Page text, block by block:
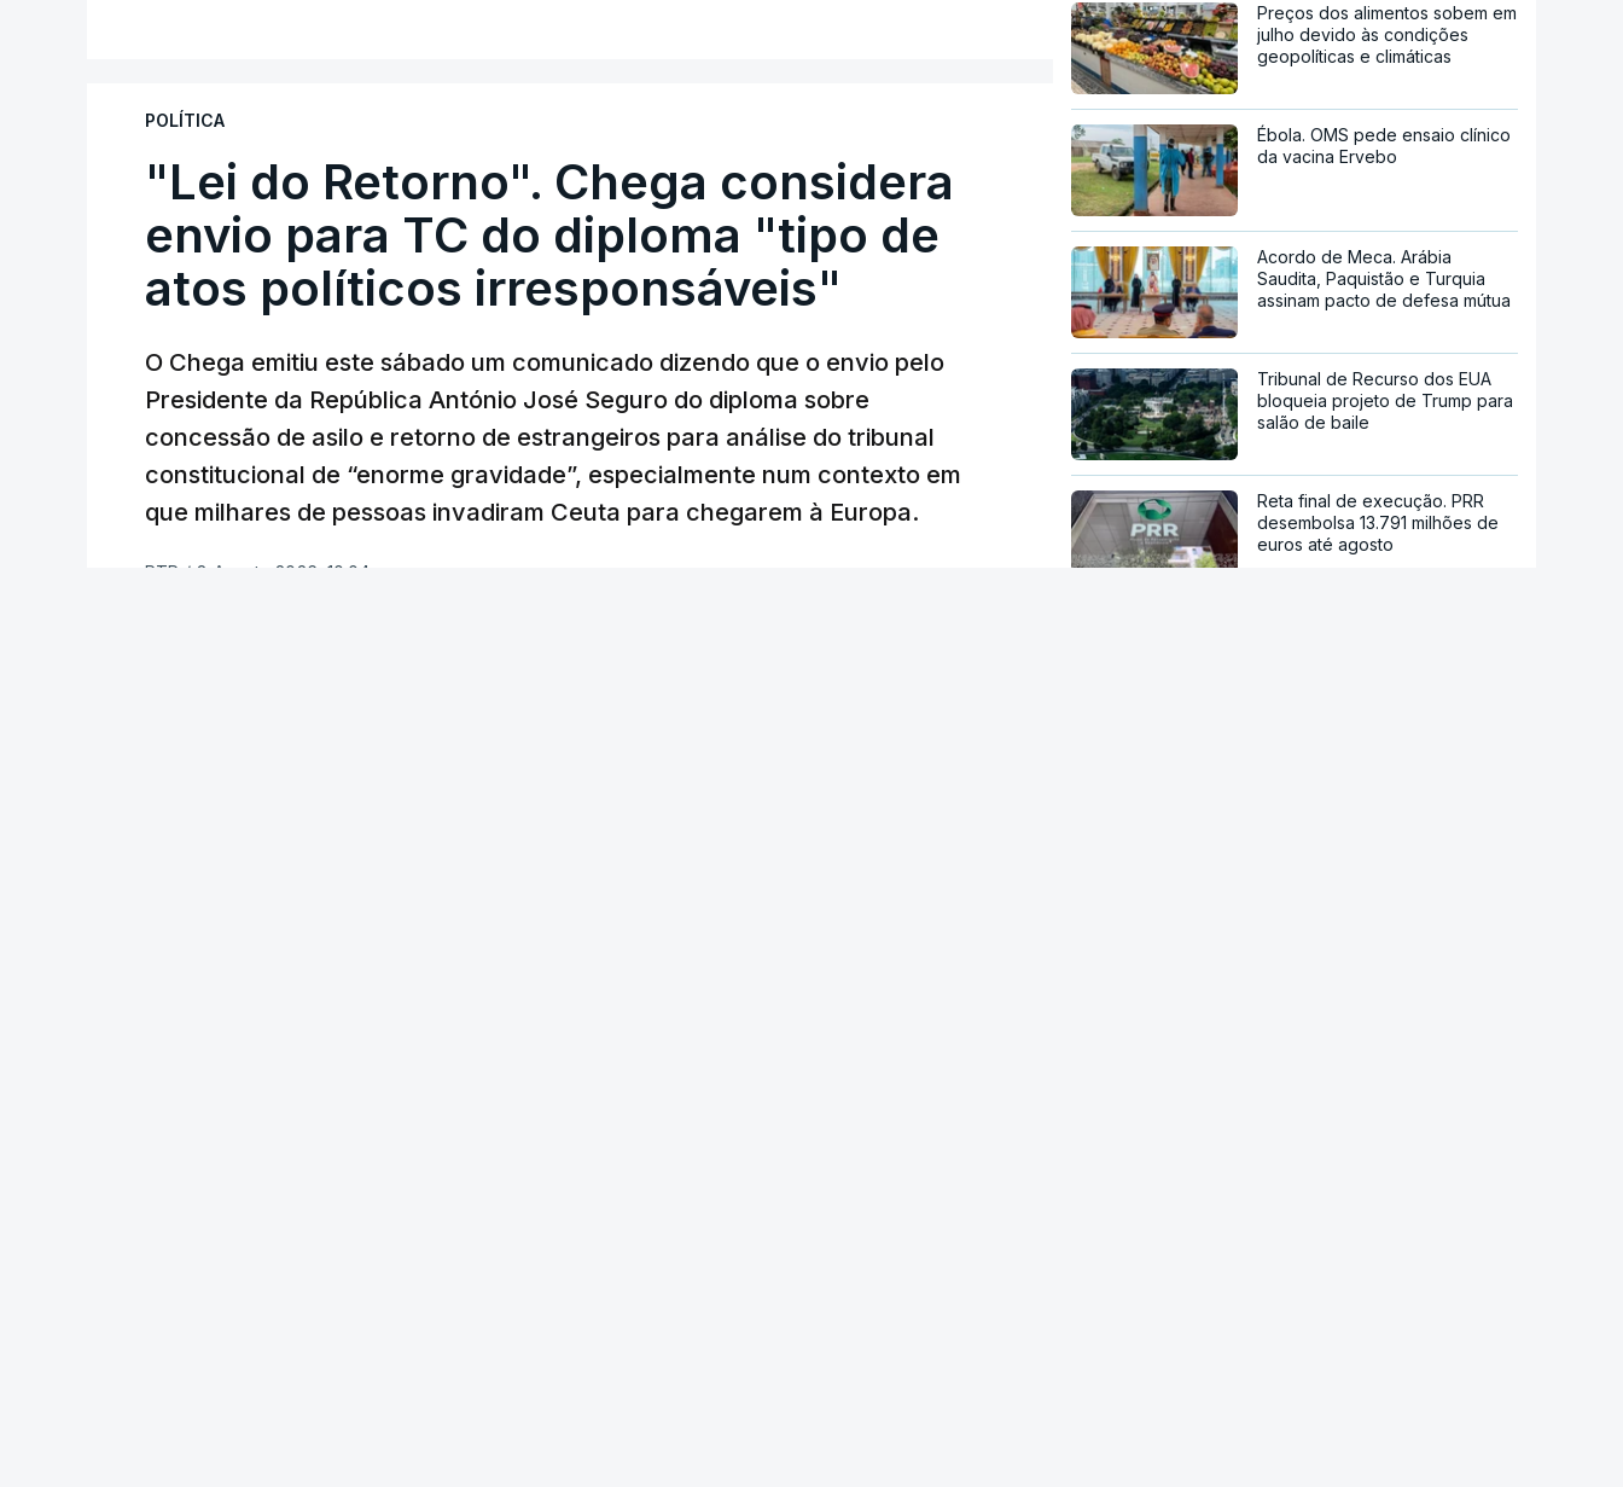
POLÍTICA
"Lei do Retorno". Chega considera
envio para TC do diploma "tipo de
atos políticos irresponsáveis"
O Chega emitiu este sábado um comunicado dizendo que o envio pelo
Presidente da República António José Seguro do diploma sobre
concessão de asilo e retorno de estrangeiros para análise do tribunal
constitucional de “enorme gravidade”, especialmente num contexto em
que milhares de pessoas invadiram Ceuta para chegarem à Europa.
RTP / 8 Agosto 2026, 10:04
Preços dos alimentos sobem em
julho devido às condições
geopolíticas e climáticas
Ébola. OMS pede ensaio clínico
da vacina Ervebo
Acordo de Meca. Arábia
Saudita, Paquistão e Turquia
assinam pacto de defesa mútua
Tribunal de Recurso dos EUA
bloqueia projeto de Trump para
salão de baile
Reta final de execução. PRR
desembolsa 13.791 milhões de
euros até agosto